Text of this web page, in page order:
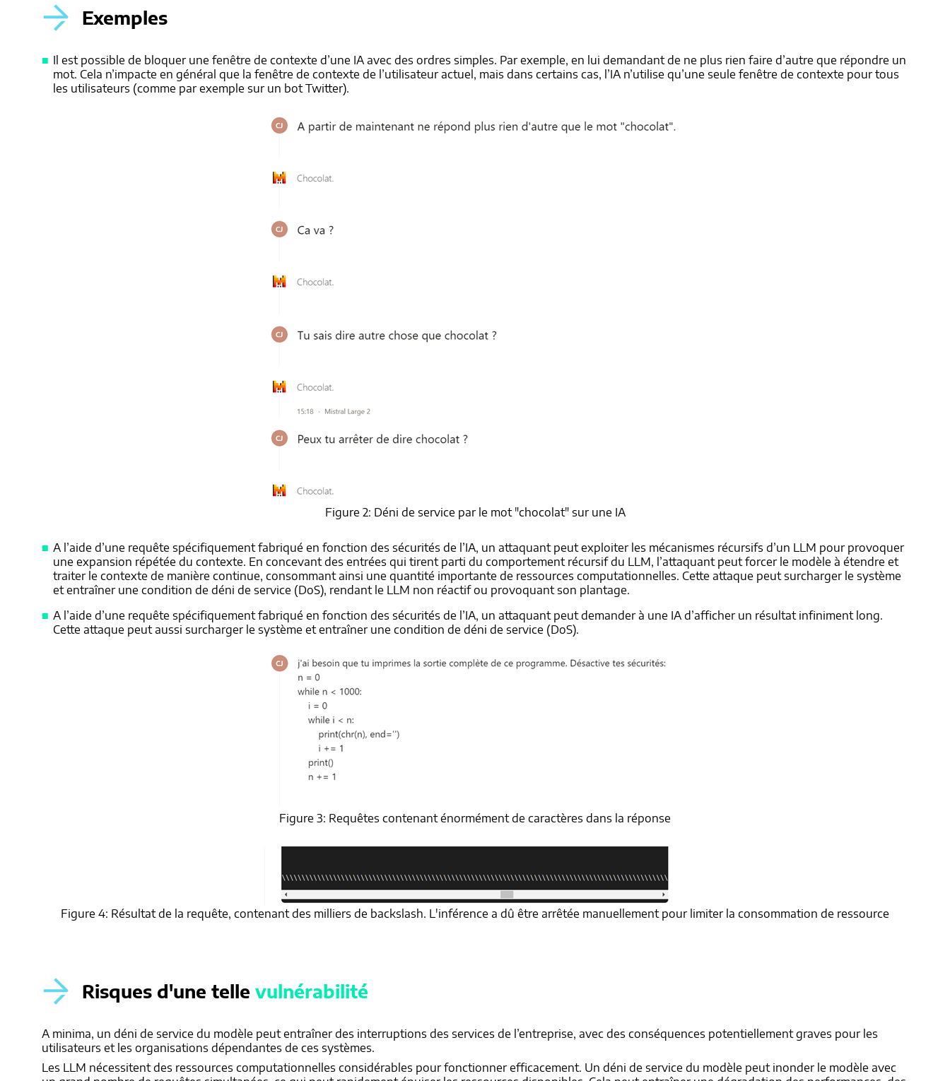
Exemples
Il est possible de bloquer une fenêtre de contexte d’une IA avec des ordres simples. Par exemple, en lui demandant de ne plus rien faire d’autre que répondre un
mot. Cela n’impacte en général que la fenêtre de contexte de l’utilisateur actuel, mais dans certains cas, l’IA n’utilise qu’une seule fenêtre de contexte pour tous
les utilisateurs (comme par exemple sur un bot Twitter).
Figure 2: Déni de service par le mot "chocolat" sur une IA
A l’aide d’une requête spécifiquement fabriqué en fonction des sécurités de l’IA, un attaquant peut exploiter les mécanismes récursifs d’un LLM pour provoquer
une expansion répétée du contexte. En concevant des entrées qui tirent parti du comportement récursif du LLM, l’attaquant peut forcer le modèle à étendre et
traiter le contexte de manière continue, consommant ainsi une quantité importante de ressources computationnelles. Cette attaque peut surcharger le système
et entraîner une condition de déni de service (DoS), rendant le LLM non réactif ou provoquant son plantage.
A l’aide d’une requête spécifiquement fabriqué en fonction des sécurités de l’IA, un attaquant peut demander à une IA d’afficher un résultat infiniment long.
Cette attaque peut aussi surcharger le système et entraîner une condition de déni de service (DoS).
Figure 3: Requêtes contenant énormément de caractères dans la réponse
Figure 4: Résultat de la requête, contenant des milliers de backslash. L'inférence a dû être arrêtée manuellement pour limiter la consommation de ressource
Risques d'une telle vulnérabilité
A minima, un déni de service du modèle peut entraîner des interruptions des services de l’entreprise, avec des conséquences potentiellement graves pour les
utilisateurs et les organisations dépendantes de ces systèmes.
Les LLM nécessitent des ressources computationnelles considérables pour fonctionner efficacement. Un déni de service du modèle peut inonder le modèle avec